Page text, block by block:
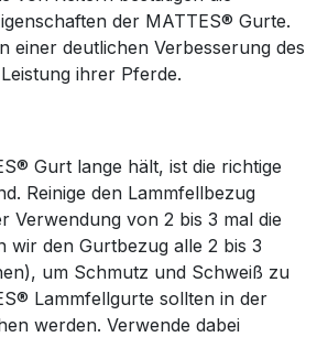
der MATTES® Gurte.
einer deutlichen Verbesserung des
ihrer Pferde.
Gurt lange hält, ist die richtige
Reinige den Lammfellbezug
Verwendung von 2 bis 3 mal die
wir den Gurtbezug alle 2 bis 3
um Schmutz und Schweiß zu
Lammfellgurte sollten in der
werden. Verwende dabei